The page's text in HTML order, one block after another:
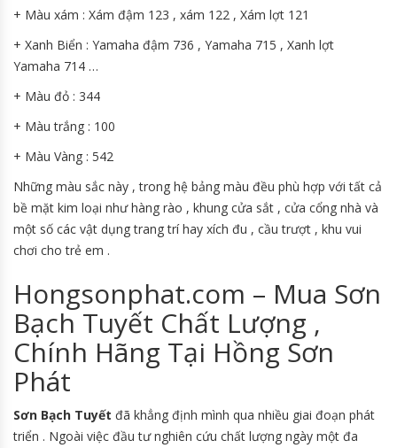
+ Màu xám : Xám đậm 123 , xám 122 , Xám lợt 121
+ Xanh Biển : Yamaha đậm 736 , Yamaha 715 , Xanh lợt
Yamaha 714 …
+ Màu đỏ : 344
+ Màu trắng : 100
+ Màu Vàng : 542
Những màu sắc này , trong hệ bảng màu đều phù hợp với tất cả
bề mặt kim loại như hàng rào , khung cửa sắt , cửa cổng nhà và
một số các vật dụng trang trí hay xích đu , cầu trượt , khu vui
chơi cho trẻ em .
Hongsonphat.com – Mua Sơn
Bạch Tuyết Chất Lượng ,
Chính Hãng Tại Hồng Sơn
Phát
Sơn Bạch Tuyết đã khẳng định mình qua nhiều giai đoạn phát
triển . Ngoài việc đầu tư nghiên cứu chất lượng ngày một đa